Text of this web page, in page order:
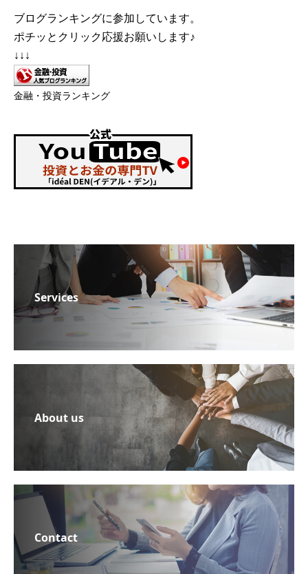
ブログランキングに参加しています。
ポチッとクリック応援お願いします♪
↓↓↓
金融・投資ランキング
Services
About us
Contact